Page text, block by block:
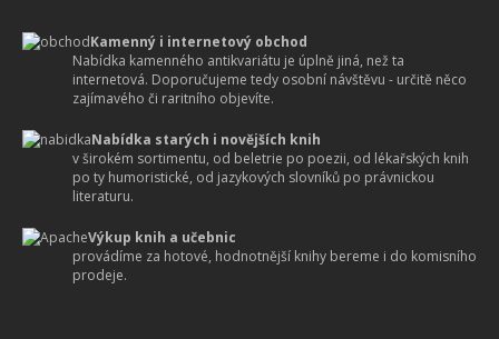
Kamenný i internetový obchod
Nabídka kamenného antikvariátu je úplně jiná, než ta
internetová. Doporučujeme tedy osobní návštěvu - určitě něco
zajímavého či raritního objevíte.
Nabídka starých i novějších knih
v širokém sortimentu, od beletrie po poezii, od lékařských knih
po ty humoristické, od jazykových slovníků po právnickou
literaturu.
Výkup knih a učebnic
provádíme za hotové, hodnotnější knihy bereme i do komisního
prodeje.